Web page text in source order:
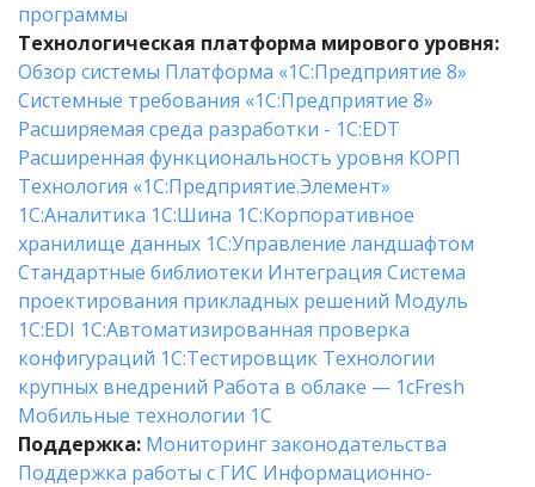
программы
Технологическая платформа мирового уровня:
Обзор системы Платформа «1С:Предприятие 8»
Системные требования «1С:Предприятие 8»
Расширяемая среда разработки - 1C:EDT
Расширенная функциональность уровня КОРП
Технология «1С:Предприятие.Элемент»
1C:Аналитика 1С:Шина 1С:Корпоративное
хранилище данных 1С:Управление ландшафтом
Стандартные библиотеки Интеграция Система
проектирования прикладных решений Модуль
1C:EDI 1С:Автоматизированная проверка
конфигураций 1С:Тестировщик Технологии
крупных внедрений Работа в облаке — 1cFresh
Мобильные технологии 1С
Поддержка: Мониторинг законодательства
Поддержка работы с ГИС Информационно-